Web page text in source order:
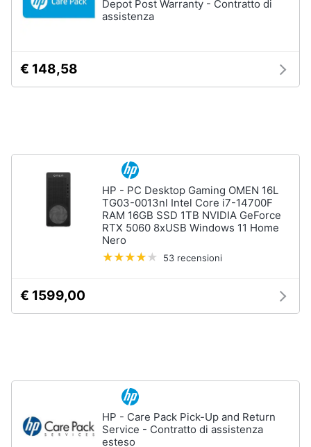
Festività
Promozioni
Depot Post Warranty - Contratto di
assistenza
€ 148,58
HP - PC Desktop Gaming OMEN 16L
TG03-0013nl Intel Core i7-14700F
RAM 16GB SSD 1TB NVIDIA GeForce
RTX 5060 8xUSB Windows 11 Home
Nero
53 recensioni
€ 1599,00
HP - Care Pack Pick-Up and Return
Service - Contratto di assistenza
esteso